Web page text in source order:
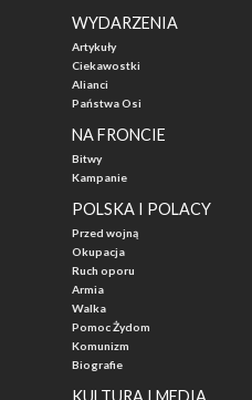
WYDARZENIA
Artykuły
Ciekawostki
Alianci
Państwa Osi
NA FRONCIE
Bitwy
Kampanie
POLSKA I POLACY
Przed wojną
Okupacja
Ruch oporu
Armia
Walka
Pomoc Żydom
Komunizm
Biografie